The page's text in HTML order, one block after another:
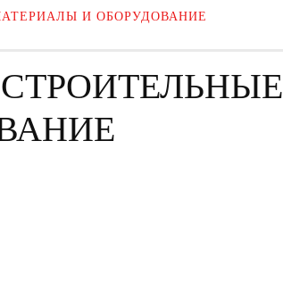
И ОБОРУДОВАНИЕ